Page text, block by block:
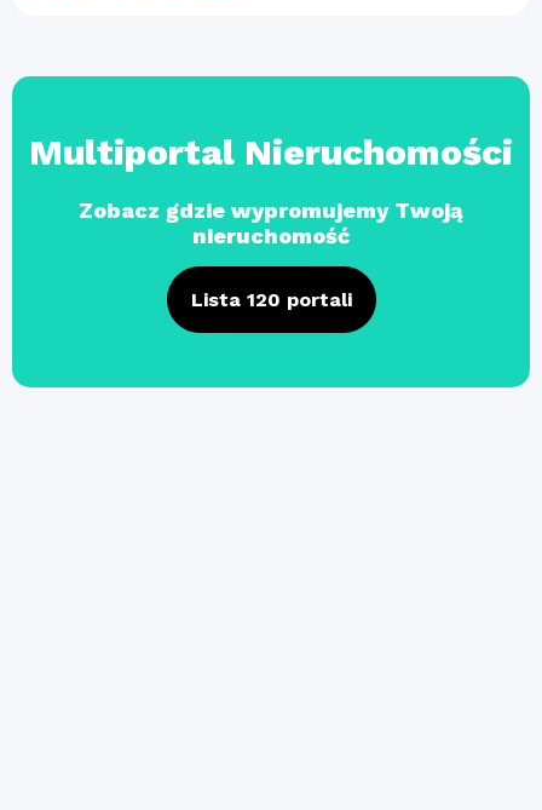
Multiportal Nieruchomości
Zobacz gdzie wypromujemy Twoją
nieruchomość
Lista 120 portali